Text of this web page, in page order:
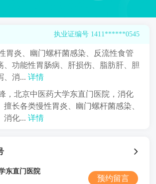
执业证编号 1411******0545
胃炎、幽门螺杆菌感染、反流性食管
、功能性胃肠病、肝损伤、脂肪肝、胆
、消... 详情
，北京中医药大学东直门医院，消化
擅长各类慢性胃炎、幽门螺杆菌感染、
消化... 详情
东直门医院
预约留言